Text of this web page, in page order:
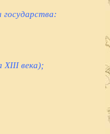
XIII века);